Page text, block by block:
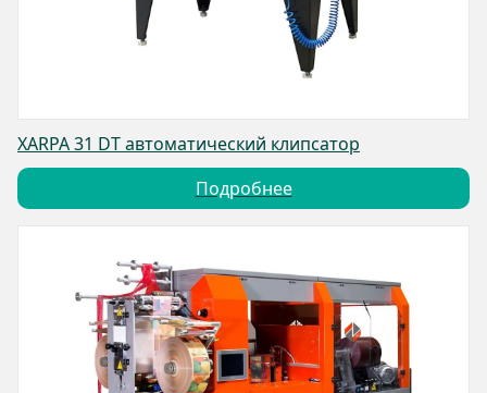
XARPA 31 DT автоматический клипсатор
Подробнее